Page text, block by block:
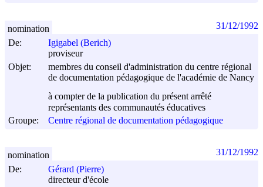
De:
Igigabel (Berich)
proviseur
Objet:
membres du conseil d'administration du centre régional
de documentation pédagogique de l'académie de Nancy
à compter de la publication du présent arrêté
représentants des communautés éducatives
Groupe:
Centre régional de documentation pédagogique
nomination 31/12/1992
De:
Gérard (Pierre)
directeur d'école
nomination 31/12/1992